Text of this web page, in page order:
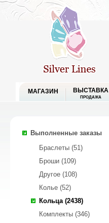
МАГАЗИН ВЫСТАВКА
ПРОДАЖА
Выполненные заказы
Браслеты (51)
Броши (109)
Другое (108)
Колье (52)
Кольца (2438)
Комплекты (346)